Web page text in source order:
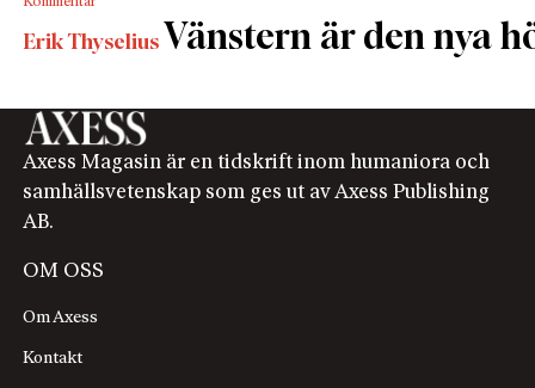
business as usual. Fundera på det en stund.
Vi vet att konsten i Sverige år 2021 inte är fri. Vi kan
vi inte vet är hur länge svensken kommer att tycka
att det är rimligt att skyffla in skattepengar i något
som snart bara kan beskrivas som statsfinansierad
propaganda.
Erik Thyselius Vänstern är den nya
Axess Magasin är en tidskrift inom humaniora och
samhällsvetenskap som ges ut av Axess Publishing
AB.
OM OSS
Om Axess
Kontakt